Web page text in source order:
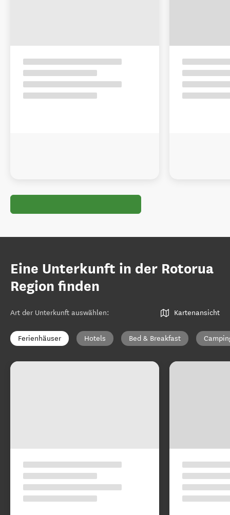
Eine Unterkunft in der Rotorua
Region finden
Art der Unterkunft auswählen: Kartenansicht
Ferienhäuser Hotels Bed & Breakfast